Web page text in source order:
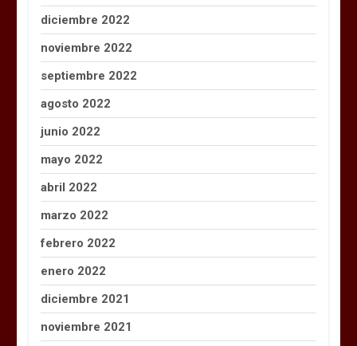
diciembre 2022
noviembre 2022
septiembre 2022
agosto 2022
junio 2022
mayo 2022
abril 2022
marzo 2022
febrero 2022
enero 2022
diciembre 2021
noviembre 2021